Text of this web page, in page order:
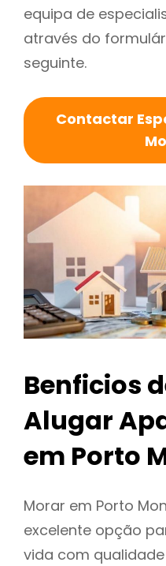
equipa de
através do
seguinte.
Contactar
Benficios
Alugar
em Porto
Morar em Porto
excelente opção
vida com